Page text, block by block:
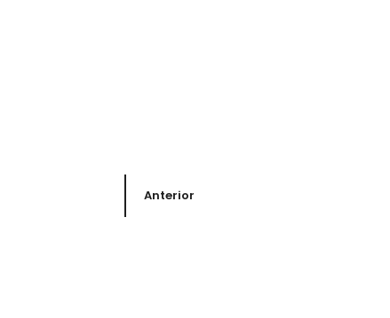
Anterior